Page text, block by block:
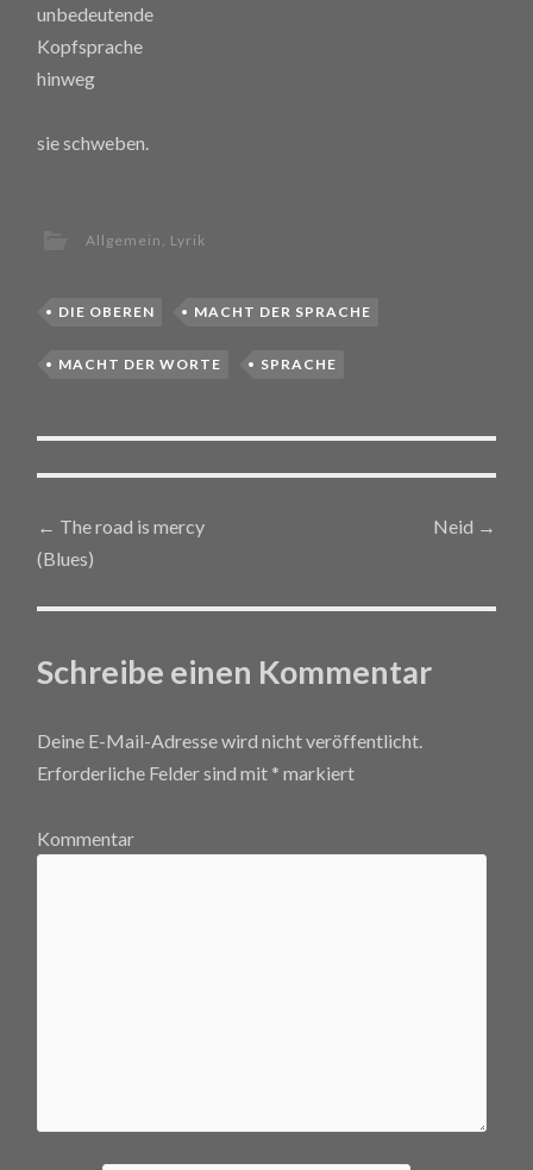
unbedeutende
Kopfsprache
hinweg
sie schweben.
Allgemein , Lyrik
DIE OBEREN MACHT DER SPRACHE
MACHT DER WORTE SPRACHE
Post navigation
← The road is mercy
(Blues)
Neid →
Schreibe einen Kommentar
Deine E-Mail-Adresse wird nicht veröffentlicht.
Erforderliche Felder sind mit * markiert
Kommentar